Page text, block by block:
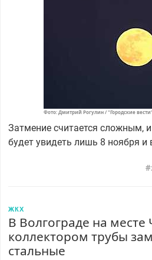
Фото: Дмитрий Рогулин / "Городские
Затмение считается сложным,
будет увидеть лишь 8 ноября и
ЖКХ
В Волгограде на месте
коллектором трубы
стальные